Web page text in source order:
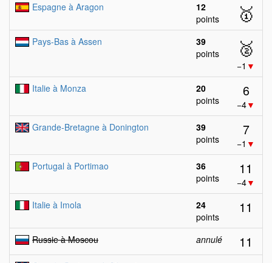
Espagne à Aragon
12
points
🥇
Pays-Bas à Assen
39
points
🥈
−1 ▼
Italie à Monza
20
points
6
−4▼
Grande-Bretagne à Donington
39
points
7
−1 ▼
Portugal à Portimao
36
points
11
−4▼
Italie à Imola
24
points
11
Russie à Moscou annulé 11